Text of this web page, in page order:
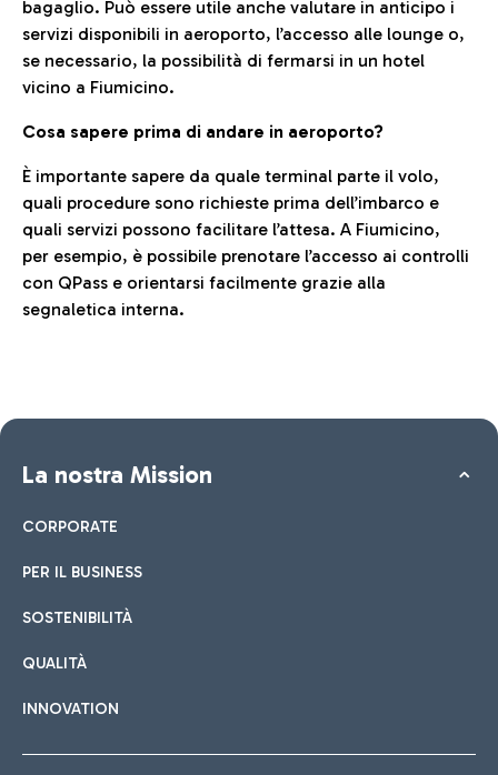
bagaglio. Può essere utile anche valutare in anticipo i
servizi disponibili in aeroporto, l’accesso alle lounge o,
se necessario, la possibilità di fermarsi in un hotel
vicino a Fiumicino.
Cosa sapere prima di andare in aeroporto?
È importante sapere da quale terminal parte il volo,
quali procedure sono richieste prima dell’imbarco e
quali servizi possono facilitare l’attesa. A Fiumicino,
per esempio, è possibile prenotare l’accesso ai controlli
con QPass e orientarsi facilmente grazie alla
segnaletica interna.
La nostra Mission
CORPORATE
PER IL BUSINESS
SOSTENIBILITÀ
QUALITÀ
INNOVATION